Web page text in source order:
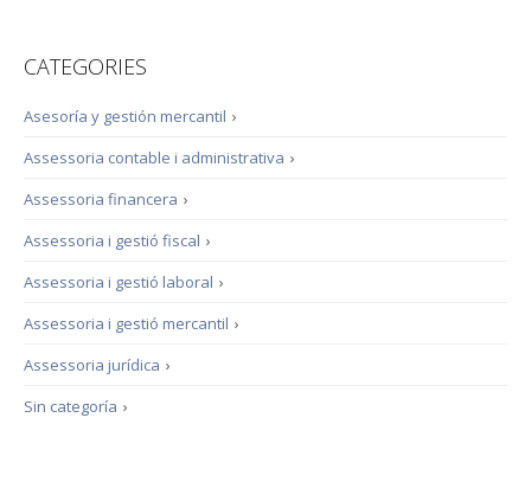
CATEGORIES
›
Asesoría y gestión mercantil
›
Assessoria contable i administrativa
›
Assessoria financera
›
Assessoria i gestió fiscal
›
Assessoria i gestió laboral
›
Assessoria i gestió mercantil
›
Assessoria jurídica
›
Sin categoría